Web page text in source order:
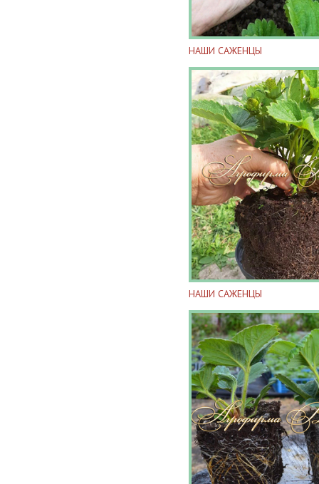
НАШИ САЖЕНЦЫ
НАШИ САЖЕНЦЫ